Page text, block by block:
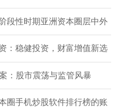
段性时期亚洲资本圈层中外
：稳健投资，财富增值新选
：股市震荡与监管风暴
圈手机炒股软件排行榜的账